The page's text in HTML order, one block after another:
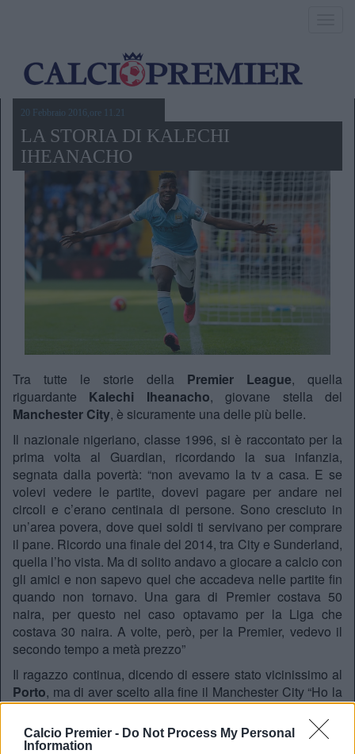
Calcio Premier - Do Not Process My Personal
Information
20 Febbraio 2016,ore 11.21
LA STORIA DI KALECHI
IHEANACHO
Tra tutte le storie della Premier League, quella
riguardante Kalechi Iheanacho, giovane stella del
Manchester City, è sicuramente una delle più belle.
Il nazionale nigeriano, classe 1996, si è raccontato per la
prima volta al Guardian, ricordando la sua infanzia,
segnata dalla povertà: “non avevamo la tv a casa. E se
volevi vedere le partite, dovevi pagare per andare nei
circoli e c’erano centinaia di persone. Sono cresciuto in
un’area povera, dove quei soldi ti servivano per comprare
il pane. Ricordo una finale del 2014, tra City e Sunderland,
quella l’ho vista. Ma di solito andavo a giocare a calcio con
gli amici e non sapevo quel che accadeva nelle partite fin
quando non tornavo. Una gara di Premier costava 50
naira, per questo nel caso optavamo per la Liga che
costava 30 naira. A volte, però, per la Premier, vedevo il
secondo tempo a metà prezzo”
Il ragazzo continua, dicendo di essere stato vicinissimo al
Porto, ma di aver scelto alla fine il Manchester City “Ho la
fiducia dei compagni, essere già in ritiro è stato bellissimo.
A volte sei nervoso, a stare vicino a questi grandi giocatori,
ma poi tengo la testa bassa, lavoro, ed ascolto ogni